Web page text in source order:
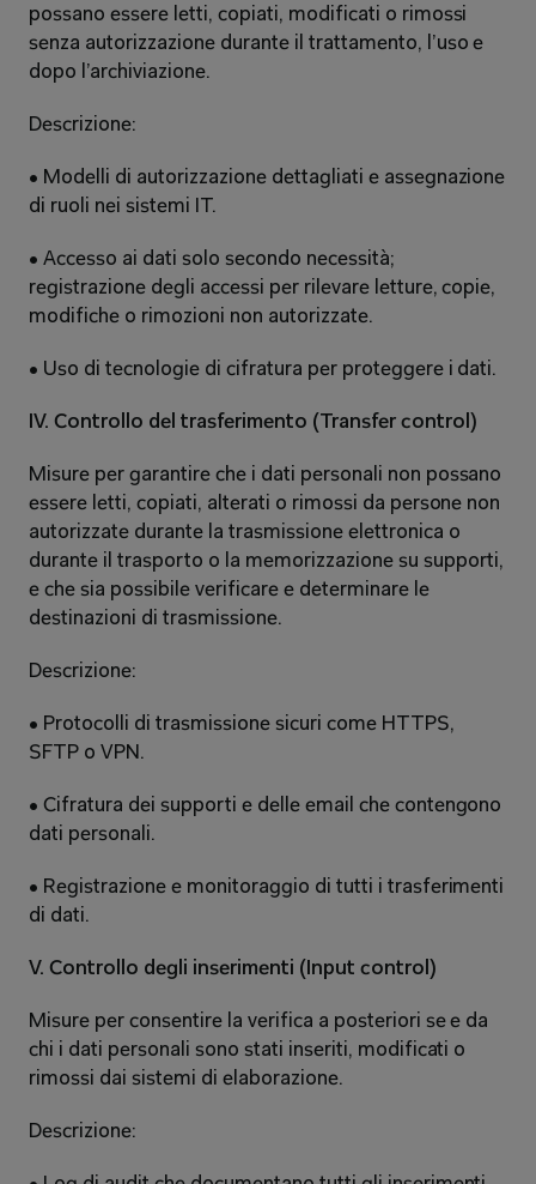
possano essere letti, copiati, modificati o rimossi
senza autorizzazione durante il trattamento, l’uso e
dopo l’archiviazione.
Descrizione:
• Modelli di autorizzazione dettagliati e assegnazione
di ruoli nei sistemi IT.
• Accesso ai dati solo secondo necessità;
registrazione degli accessi per rilevare letture, copie,
modifiche o rimozioni non autorizzate.
• Uso di tecnologie di cifratura per proteggere i dati.
IV. Controllo del trasferimento (Transfer control)
Misure per garantire che i dati personali non possano
essere letti, copiati, alterati o rimossi da persone non
autorizzate durante la trasmissione elettronica o
durante il trasporto o la memorizzazione su supporti,
e che sia possibile verificare e determinare le
destinazioni di trasmissione.
Descrizione:
• Protocolli di trasmissione sicuri come HTTPS,
SFTP o VPN.
• Cifratura dei supporti e delle email che contengono
dati personali.
• Registrazione e monitoraggio di tutti i trasferimenti
di dati.
V. Controllo degli inserimenti (Input control)
Misure per consentire la verifica a posteriori se e da
chi i dati personali sono stati inseriti, modificati o
rimossi dai sistemi di elaborazione.
Descrizione: